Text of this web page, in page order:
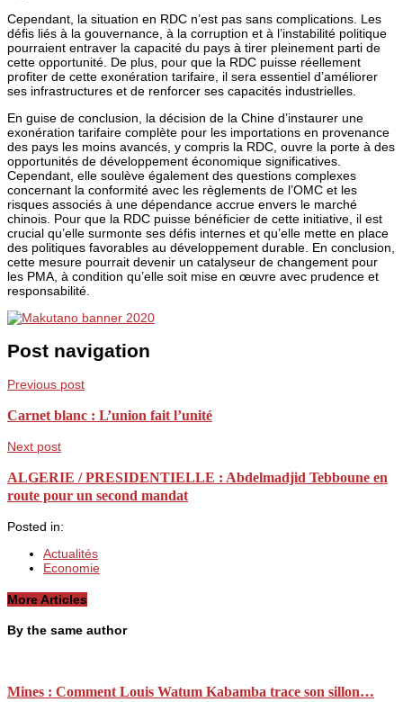
Cependant, la situation en RDC n’est pas sans complications. Les
défis liés à la gouvernance, à la corruption et à l’instabilité politique
pourraient entraver la capacité du pays à tirer pleinement parti de
cette opportunité. De plus, pour que la RDC puisse réellement
profiter de cette exonération tarifaire, il sera essentiel d’améliorer
ses infrastructures et de renforcer ses capacités industrielles.
En guise de conclusion, la décision de la Chine d’instaurer une
exonération tarifaire complète pour les importations en provenance
des pays les moins avancés, y compris la RDC, ouvre la porte à des
opportunités de développement économique significatives.
Cependant, elle soulève également des questions complexes
concernant la conformité avec les règlements de l’OMC et les
risques associés à une dépendance accrue envers le marché
chinois. Pour que la RDC puisse bénéficier de cette initiative, il est
crucial qu’elle surmonte ses défis internes et qu’elle mette en place
des politiques favorables au développement durable. En conclusion,
cette mesure pourrait devenir un catalyseur de changement pour
les PMA, à condition qu’elle soit mise en œuvre avec prudence et
responsabilité.
Post navigation
Previous post
Carnet blanc : L’union fait l’unité
Next post
ALGERIE / PRESIDENTIELLE : Abdelmadjid Tebboune en
route pour un second mandat
Posted in:
Actualités
Economie
More Articles
By the same author
Mines : Comment Louis Watum Kabamba trace son sillon…